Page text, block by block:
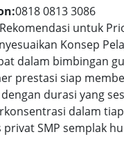
0818 0813 3086
untuk
Konsep
dalam bimbingan
prestasi siap
durasi yang
dalam
privat SMP semplak